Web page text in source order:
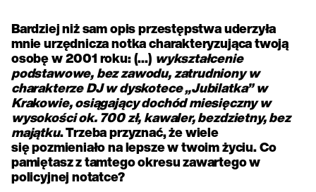
Bardziej niż sam opis przestępstwa uderzyła
mnie urzędnicza notka charakteryzująca twoją
osobę w 2001 roku: (…) wykształcenie
podstawowe, bez zawodu, zatrudniony w
charakterze DJ w dyskotece „Jubilatka” w
Krakowie, osiągający dochód miesięczny w
wysokości ok. 700 zł, kawaler, bezdzietny, bez
majątku. Trzeba przyznać, że wiele
się pozmieniało na lepsze w twoim życiu. Co
pamiętasz z tamtego okresu zawartego w
policyjnej notatce?